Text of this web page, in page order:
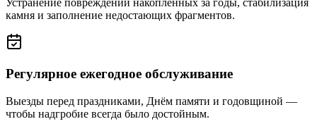
Устранение повреждений накопленных за годы, стабилизация
камня и заполнение недостающих фрагментов.
Регулярное ежегодное обслуживание
Выезды перед праздниками, Днём памяти и годовщиной —
чтобы надгробие всегда было достойным.